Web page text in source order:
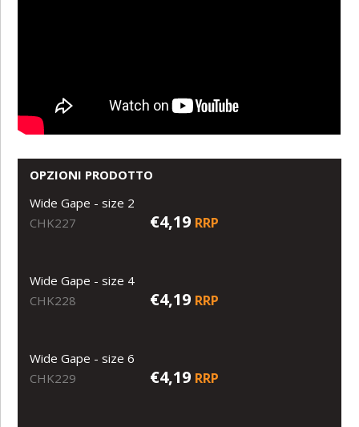
OPZIONI PRODOTTO
Wide Gape - size 2
CHK227
€4,19 RRP
Wide Gape - size 4
CHK228
€4,19 RRP
Wide Gape - size 6
CHK229
€4,19 RRP